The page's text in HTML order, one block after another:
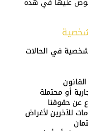
في الحالات
للآخرين لأغراض